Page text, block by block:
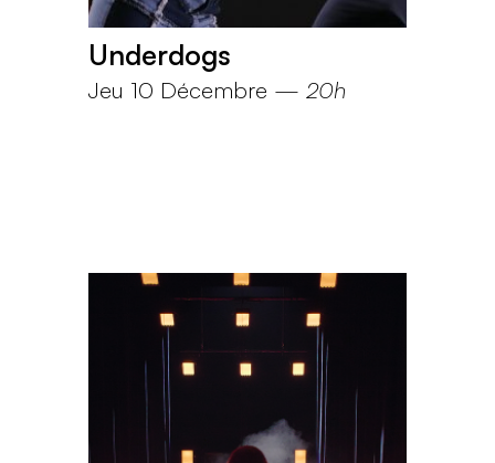
Underdogs
Jeu 10 Décembre — 20h